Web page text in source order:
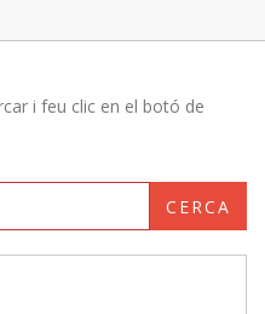
i feu clic en el botó de
CERCA